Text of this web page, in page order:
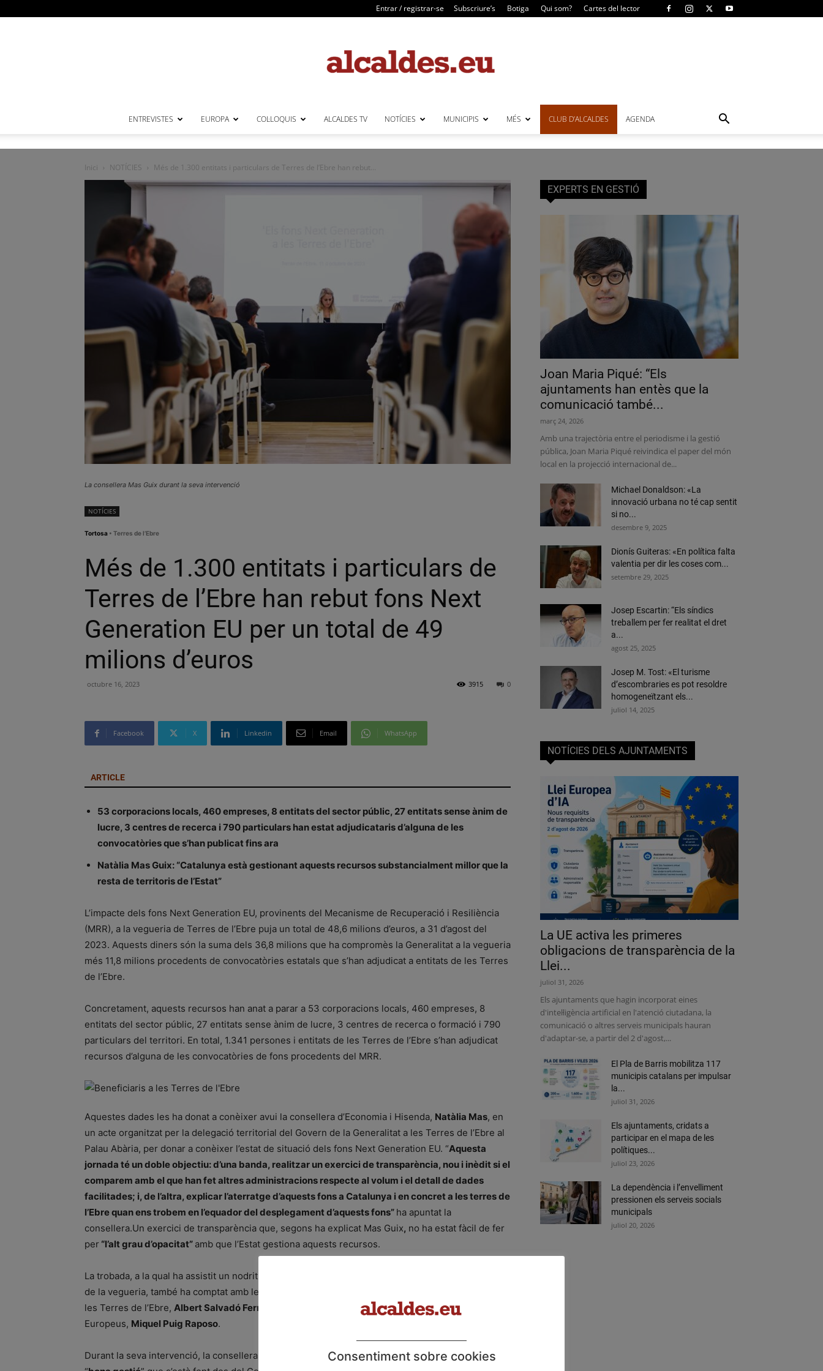
Entrar / registrar-se Subscriure’s Botiga Qui som? Cartes del lector
ENTREVISTES EUROPA COL·LOQUIS ALCALDES TV NOTÍCIES MUNICIPIS MÉS CLUB D’ALCALDES AGENDA
Inici NOTÍCIES Més de 1.300 entitats i particulars de Terres de l’Ebre han rebut...
La consellera Mas Guix durant la seva intervenció
NOTÍCIES
Tortosa • Terres de l’Ebre
Més de 1.300 entitats i particulars de
Terres de l’Ebre han rebut fons Next
Generation EU per un total de 49
milions d’euros
octubre 16, 2023 0
3915
Facebook X Linkedin Email WhatsApp
ARTICLE
53 corporacions locals, 460 empreses, 8 entitats del sector públic, 27 entitats sense ànim de
lucre, 3 centres de recerca i 790 particulars han estat adjudicataris d’alguna de les
convocatòries que s’han publicat fins ara
Natàlia Mas Guix: “Catalunya està gestionant aquests recursos substancialment millor que la
resta de territoris de l’Estat”
L’impacte dels fons Next Generation EU, provinents del Mecanisme de Recuperació i Resiliència
(MRR), a la vegueria de Terres de l’Ebre puja un total de 48,6 milions d’euros, a 31 d’agost del
2023. Aquests diners són la suma dels 36,8 milions que ha compromès la Generalitat a la vegueria
més 11,8 milions procedents de convocatòries estatals que s’han adjudicat a entitats de les Terres
de l’Ebre.
Concretament, aquests recursos han anat a parar a 53 corporacions locals, 460 empreses, 8
entitats del sector públic, 27 entitats sense ànim de lucre, 3 centres de recerca o formació i 790
particulars del territori. En total, 1.341 persones i entitats de les Terres de l’Ebre s’han adjudicat
recursos d’alguna de les convocatòries de fons procedents del MRR.
Aquestes dades les ha donat a conèixer avui la consellera d’Economia i Hisenda, Natàlia Mas, en
un acte organitzat per la delegació territorial del Govern de la Generalitat a les Terres de l’Ebre al
Palau Abària, per donar a conèixer l’estat de situació dels fons Next Generation EU. “Aquesta
jornada té un doble objectiu: d’una banda, realitzar un exercici de transparència, nou i inèdit si el
comparem amb el que han fet altres administracions respecte al volum i el detall de dades
facilitades; i, de l’altra, explicar l’aterratge d’aquests fons a Catalunya i en concret a les terres de
l’Ebre quan ens trobem en l’equador del desplegament d’aquests fons” ha apuntat la
consellera.Un exercici de transparència que, segons ha explicat Mas Guix, no ha estat fàcil de fer
per “l’alt grau d’opacitat” amb que l’Estat gestiona aquests recursos.
La trobada, a la qual ha assistit un nodrit grup d’empresaris i representants del món local i social
de la vegueria, també ha comptat amb les intervencions del delegat del Govern de la Generalitat a
les Terres de l’Ebre, Albert Salvadó Fernández
, i del secretari d’Afers Econòmics i Fons
Europeus, Miquel Puig Raposo.
Durant la seva intervenció, la consellera d’Economia i Hisenda, Natàlia Mas Guix, ha subratllat la
EXPERTS EN GESTIÓ
Joan Maria Piqué: “Els
ajuntaments han entès que la
comunicació també...
març 24, 2026
Amb una trajectòria entre el periodisme i la gestió
pública, Joan Maria Piqué reivindica el paper del món
local en la projecció internacional de...
Michael Donaldson: «La
innovació urbana no té cap sentit
si no...
desembre 9, 2025
Dionís Guiteras: «En política falta
valentia per dir les coses com...
setembre 29, 2025
Josep Escartin: “Els síndics
treballem per fer realitat el dret
a...
agost 25, 2025
Josep M. Tost: «El turisme
d’escombraries es pot resoldre
homogeneïtzant els...
juliol 14, 2025
NOTÍCIES DELS AJUNTAMENTS
La UE activa les primeres
obligacions de transparència de la
Llei...
juliol 31, 2026
Els ajuntaments que hagin incorporat eines
d'intel·ligència artificial en l'atenció ciutadana, la
comunicació o altres serveis municipals hauran
d'adaptar-se, a partir del 2 d'agost,...
El Pla de Barris mobilitza 117
municipis catalans per impulsar
la...
juliol 31, 2026
Els ajuntaments, cridats a
participar en el mapa de les
polítiques...
juliol 23, 2026
La dependència i l’envelliment
pressionen els serveis socials
municipals
juliol 20, 2026
Consentiment sobre cookies